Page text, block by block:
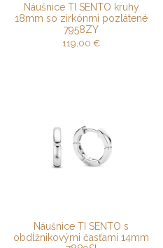
Náušnice TI SENTO kruhy
18mm so zirkónmi pozlátené
7958ZY
119,00 €
Náušnice TI SENTO s
obdĺžnikovými časťami 14mm